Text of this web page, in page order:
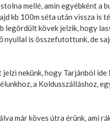
mellé, amin egyébként a
kb 100m séta után vissza is
kövek jelzik, hogy
nyullal is összefutottunk, de
nekünk, hogy Tarjánból
a Koldusszálláshoz,
már köves útra érünk, ami